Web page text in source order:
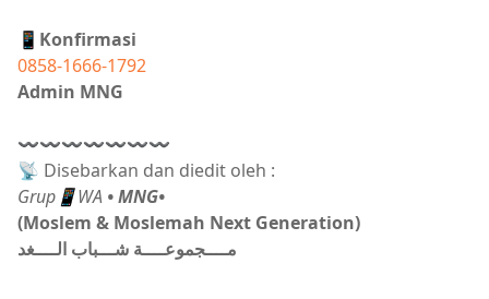
📱Konfirmasi
0858-1666-1792
Admin MNG
〰〰〰〰〰〰〰
📡 Disebarkan dan diedit oleh :
Grup📱WA • MNG•
(Moslem & Moslemah Next Generation)
مــــجموعــــة شـــباب الــــغد